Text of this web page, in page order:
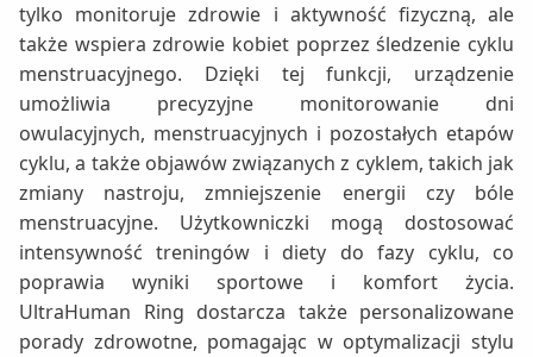
tylko monitoruje zdrowie i aktywność fizyczną, ale
także wspiera zdrowie kobiet poprzez śledzenie cyklu
menstruacyjnego. Dzięki tej funkcji, urządzenie
umożliwia precyzyjne monitorowanie dni
owulacyjnych, menstruacyjnych i pozostałych etapów
cyklu, a także objawów związanych z cyklem, takich jak
zmiany nastroju, zmniejszenie energii czy bóle
menstruacyjne. Użytkowniczki mogą dostosować
intensywność treningów i diety do fazy cyklu, co
poprawia wyniki sportowe i komfort życia.
UltraHuman Ring dostarcza także personalizowane
porady zdrowotne, pomagając w optymalizacji stylu